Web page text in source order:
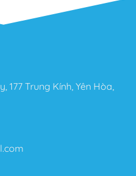
177 Trung Kính, Yên Hòa,